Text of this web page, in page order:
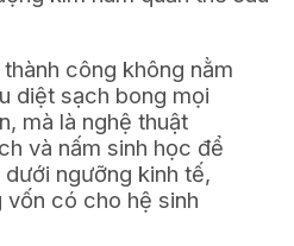
công không nằm
diệt sạch bong mọi
mà là nghệ thuật
và nấm sinh học để
ngưỡng kinh tế,
vốn có cho hệ sinh